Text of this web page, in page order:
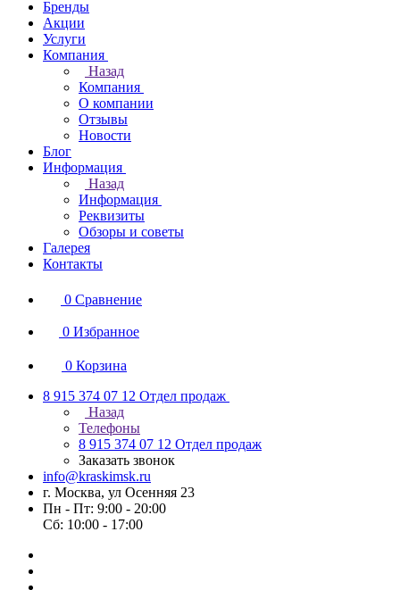
Бренды
Акции
Услуги
Компания
Назад
Компания
О компании
Отзывы
Новости
Блог
Информация
Назад
Информация
Реквизиты
Обзоры и советы
Галерея
Контакты
0 Сравнение
0 Избранное
0 Корзина
8 915 374 07 12 Отдел продаж
Назад
Телефоны
8 915 374 07 12 Отдел продаж
Заказать звонок
info@kraskimsk.ru
г. Москва, ул Осенняя 23
Пн - Пт: 9:00 - 20:00
Сб: 10:00 - 17:00